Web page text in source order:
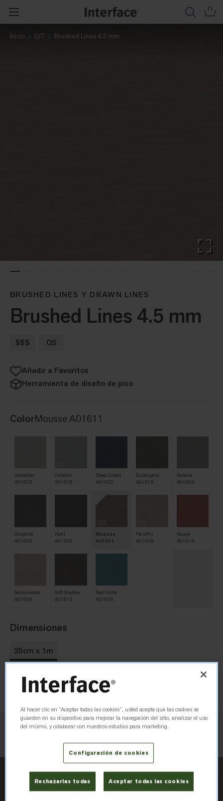
Inicio LVT Brushed Lines 4.5 mm
BRUSHED LINES Y DRAWN LINES
Brushed Lines 4.5 mm
$$$ QS
Añadir a Favoritos
Herramienta de diseño de piso
ColorMousse A01611
Alabaster
A01602
Celadon
A01618
Deep Cobalt
A01622
Eucalyptus
A01619
Galena
A01604
Graphite
A01605
Kohl
A01606
QS
Mousse
A01611
QS
Paraffin
A01609
Rouge
A01616
Sandalwood
A01608
Soft Shadow
A01612
Teal Oxide
A01620
Dimensiones
25cm x 1m
Pedir muestra
Al hacer clic en “Aceptar todas las cookies”, usted acepta que las cookies se
guarden en su dispositivo para mejorar la navegación del sitio, analizar el uso
del mismo, y colaborar con nuestros estudios para marketing.
Configuración de cookies
Rechazarlas todas Aceptar todas las cookies